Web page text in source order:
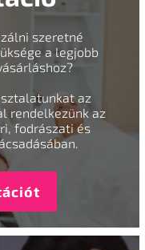
szeretné
a legjobb
az
rendelkezünk az
fodrászati és